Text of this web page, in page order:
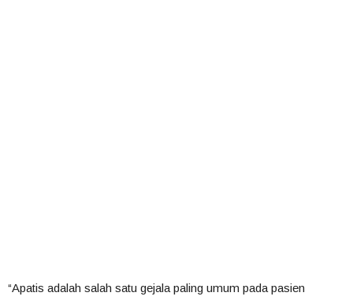
“Apatis adalah salah satu gejala paling umum pada pasien